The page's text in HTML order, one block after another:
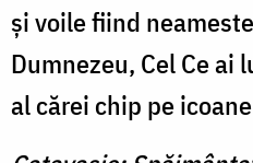
şi voile fiind
Dumnezeu, Cel Ce ai
al cărei chip pe